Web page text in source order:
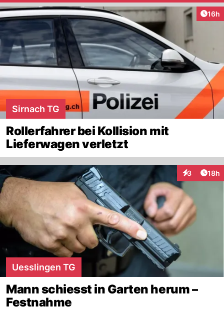
16h
Sirnach TG
Rollerfahrer bei Kollision mit
Lieferwagen verletzt
3
Interaktionen
18h
Uesslingen TG
Mann schiesst in Garten herum –
Festnahme